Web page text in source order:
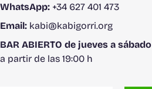
WhatsApp: +34 627 401 473
Email: kabi@kabigorri.org
BAR ABIERTO de jueves a sábado
a partir de las 19:00 h